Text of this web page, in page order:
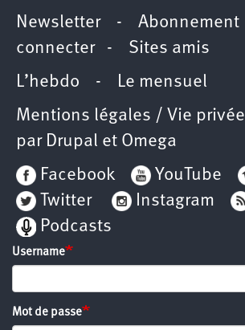
Newsletter- Abonnement
connecter- Sites amis
L’hebdo - Le mensuel
Mentions légales / Vie privée
par Drupal et Omega
Facebook
YouTube
Twitter
Instagram
Podcasts
Username
Mot de passe